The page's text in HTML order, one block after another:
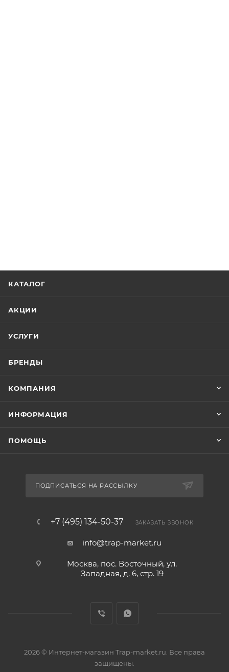
КАТАЛОГ
АКЦИИ
УСЛУГИ
БРЕНДЫ
КОМПАНИЯ
ИНФОРМАЦИЯ
ПОМОЩЬ
ПОДПИСАТЬСЯ НА РАССЫЛКУ
+7 (495) 134-50-37 ЗАКАЗАТЬ ЗВОНОК
info@trap-market.ru
Москва, пос. Восточный, ул.
Западная, д. 6, стр. 19
2026 © Интернет-магазин Trap-market.ru. Все права
защищены.